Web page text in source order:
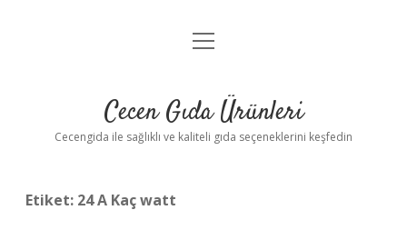
Anasayfa
Yasal Uyarı
menüyü
Cecen Gıda Ürünleri
Cecengida ile sağlıklı ve kaliteli gıda seçeneklerini keşfedin
Etiket: 24 A Kaç watt